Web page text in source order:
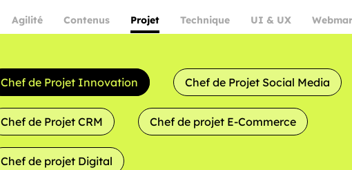
Agilité Contenus Projet Technique UI & UX
Chef de Projet Innovation Chef de Projet Social Media
Chef de Projet CRM Chef de projet E-Commerce
Chef de projet Digital